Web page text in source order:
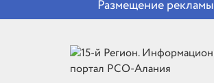
Размещение рекламы